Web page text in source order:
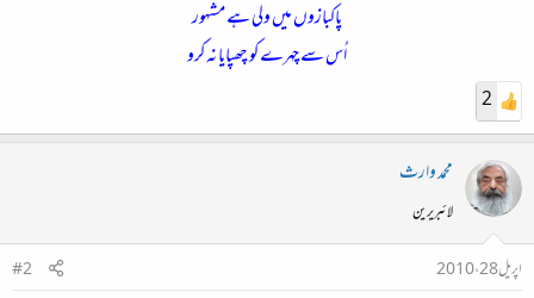
پاکبازوں میں ولی ہے مشہور
اُس سے چہرے کو چھپایا نہ کرو
2
محمد وارث
لائبریرین
اپریل 28، 2010
#2